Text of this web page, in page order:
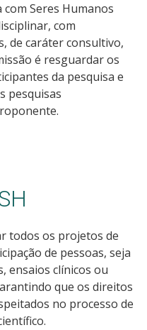
com Seres Humanos
com
de caráter consultivo,
é resguardar os
da pesquisa e
pesquisas
todos os projetos de
de pessoas, seja
ensaios clínicos ou
que os direitos
no processo de